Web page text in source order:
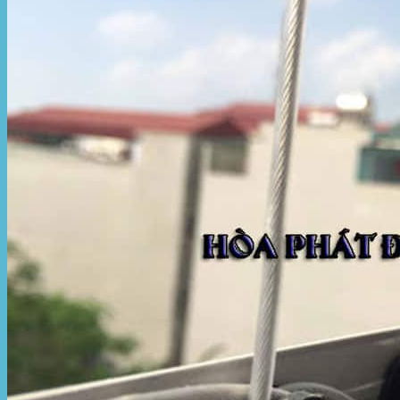
Bạt kéo ngoài trời
Bạt che tự cuốn
Bạt nhựa xanh cam
Bạt sọc 3 màu
Bạt nhựa giá rẻ
Màng chống thấm HDPE
Sản Phẩm Dù Che Ngoài Trời
Dù che sự kiện
Dù lệch tâm
Sản Phẩm Mái Che Di Động
Mái hiên di động
Mái xếp di động
Nhà bạt di động